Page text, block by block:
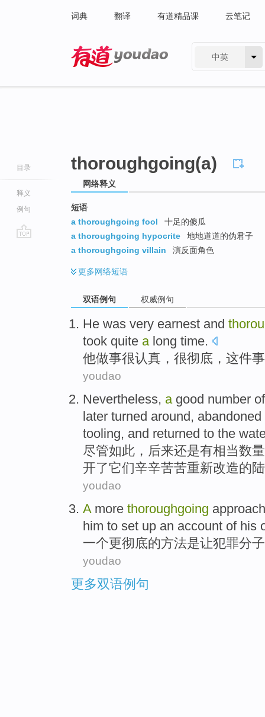
词典 翻译 有道精品课 云笔记
中英
目录
释义
例句
thoroughgoing(a)
网络释义
短语
a thoroughgoing fool
十足的傻瓜
a thoroughgoing hypocrite
地地道道的伪君子
a thoroughgoing villain
演反面角色
更多网络短语
双语例句 权威例句
He was very earnest and
took quite a long time.
他做事很认真 ， 很彻底 ， 这件事
youdao
Nevertheless, agood number of
later turned around, abandoned
tooling, and returned to the
尽管如此 ， 后来还是有相当数量
开了它们辛辛苦苦重新改造的
youdao
A more thoroughgoing approach
him to set up an account of his
一个更彻底的方法是让犯罪分子
youdao
更多双语例句